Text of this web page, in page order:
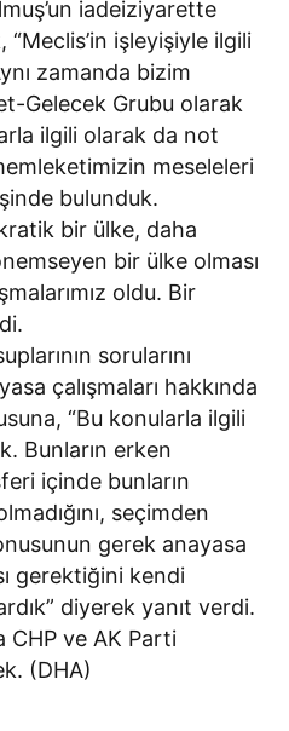
iadeiziyarette
işleyişiyle ilgili
zamanda bizim
Gelecek Grubu olarak
ilgili olarak da not
meseleleri
bulunduk.
bir ülke, daha
bir ülke olması
oldu. Bir
sorularını
çalışmaları hakkında
“Bu konularla ilgili
Bunların erken
içinde bunların
seçimden
gerek anayasa
gerektiğini kendi
diyerek yanıt verdi.
CHP ve AK Parti
(DHA)